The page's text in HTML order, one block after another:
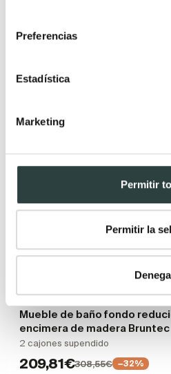
Preferencias
Estadística
Marketing
Permitir
Permitir la
Oferta
Mueble de baño fondo
encimera de madera Bruntec
2 cajones supendido
209,81€308,55€ −32%